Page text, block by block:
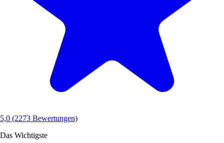
5,0 (2273 Bewertungen)
Das Wichtigste